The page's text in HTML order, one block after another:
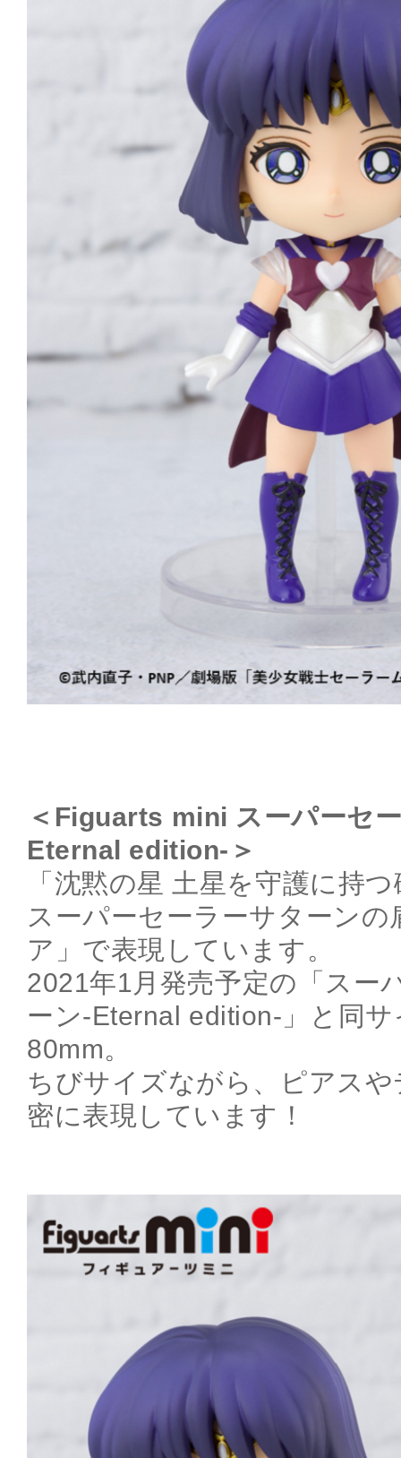
＜Figuarts mini スーパーセ
Eternal edition-＞
「沈黙の星 土星を守護に持
スーパーセーラーサターン
ア」で表現しています。
2021年1月発売予定の「スー
ーン-Eternal edition-」と同
80mm。
ちびサイズながら、ピアス
密に表現しています！